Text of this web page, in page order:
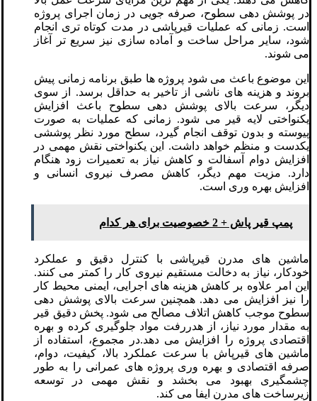
در پوشش دهی سطوح، صرفه جویی در زمان اجرای پروژه
است. زمانی که عملیات قیرپاشی در مدت کوتاه تری انجام
شود، سایر مراحل ساخت و آماده سازی نیز سریع تر آغاز
می شوند.
این موضوع باعث می شود پروژه ها طبق برنامه زمانی پیش
بروند و هزینه های ناشی از تاخیر به حداقل برسد. از سوی
دیگر، سرعت بالای پوشش دهی سطوح باعث افزایش
یکنواختی لایه قیر می شود. زمانی که عملیات به صورت
پیوسته و بدون توقف انجام گیرد، سطح مورد نظر پوششی
یکدست و منظم خواهد داشت. این یکنواختی نقش مهمی در
افزایش دوام آسفالت و کاهش نیاز به تعمیرات زود هنگام
دارد. مزیت مهم دیگر، کاهش مصرف نیروی انسانی و
افزایش بهره وری است.
پمپ قیر پاش + 2 خصوصیت برای هر کدام
ماشین های مدرن قیرپاشی با کنترل دقیق و عملکرد
خودکار، نیاز به دخالت مستقیم نیروی کار را کمتر می کنند.
این امر علاوه بر کاهش هزینه های اجرایی، ایمنی محیط کار
را نیز افزایش می دهد. همچنین سرعت بالای پوشش دهی
سطوح موجب کاهش اتلاف مصالح می شود. پخش دقیق قیر
به مقدار مورد نیاز، از هدررفت مواد جلوگیری کرده و بهره
اقتصادی پروژه را افزایش می دهد.در مجموع، استفاده از
ماشین های قیرپاش با سرعت عملکرد بالا، کیفیت، دوام،
صرفه اقتصادی و بهره وری پروژه های عمرانی را به طور
چشمگیری بهبود می بخشد و نقش مهمی در توسعه
زیرساخت های مدرن ایفا می کند.